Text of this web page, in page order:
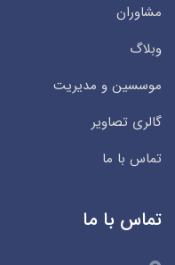
مشاوران
وبلاگ
موسسین و مدیریت
گالری تصاویر
تماس با ما
تماس با ما